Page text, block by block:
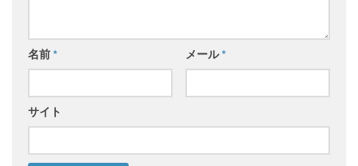
名前* メール*
サイト